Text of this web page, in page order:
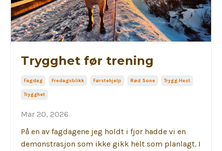
Trygghet før trening
Fagdag Fredagsblikk Førstehjelp Rød Sone Trygg Hest
Trygghet
Mar 20, 2026
På en av fagdagene jeg holdt i fjor hadde vi en
demonstrasjon som ikke gikk helt som planlagt. I